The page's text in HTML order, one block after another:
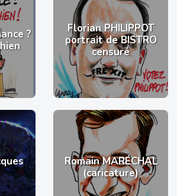
?
Florian PHILIPPOT
portrait de BISTRO
censuré
Romain MARÉCHAL
(caricature)